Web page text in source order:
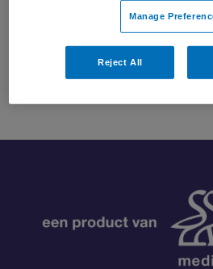
wat hij als expert ziet
visits. Ook werkt hij inmiddels
(zorg)organisaties met het
eigenaarschap, veerkracht en
Manage
Reject All